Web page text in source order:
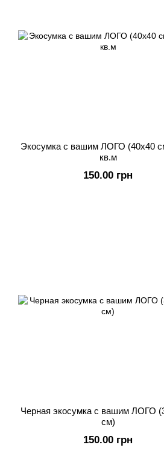
Экосумка с вашим ЛОГО (40х40
кв.м
150.00 грн
Черная экосумка с вашим ЛОГО
см)
150.00 грн